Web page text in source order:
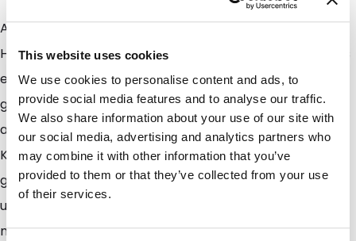
This website uses cookies
We use cookies to personalise content and ads, to
provide social media features and to analyse our traffic.
We also share information about your use of our site with
our social media, advertising and analytics partners who
may combine it with other information that you’ve
provided to them or that they’ve collected from your use
of their services.
Angeln Sie sich Ihre Kunden mit diesen auffallenden
Hakenverpackungen. Die Verpackung ist gefertigt aus
einer transparenten Vorderseite und einer silbern
glänzenden Rückseite. Der Hookbag ist einfach zu
abfüllen und zu verschließen mit einem permanenten
Klebeverschluss an der Unterseite. Der Hookbag ist
geeignet für alle Arten Inhalt die auffallend, einfach
und platzsparend auf gehangen werden sollen. Durch
mehrere Formate sind unzählige Möglichkeiten um Ihr